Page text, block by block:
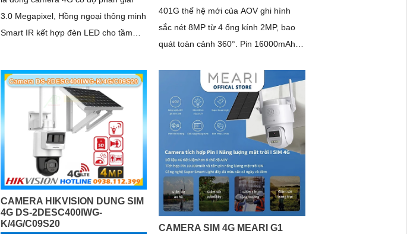
3.0 Megapixel, Hồng ngoại thông minh
Smart IR kết hợp đèn LED cho tầm
401G thế hệ mới của AOV ghi hình
sắc nét 8MP từ 4 ống kính 2MP, bao
quát toàn cảnh 360°. Pin 16000mAh
15W giúp duy trì hoạt động ổn định
CAMERA HIKVISION DUNG SIM
4G DS-2DESC400IWG-
K/4G/C09S20
CAMERA SIM 4G MEARI G1